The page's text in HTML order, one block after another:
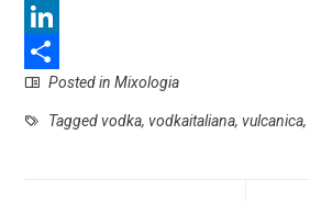
a
c
e
b
W
h
a
t
L
i
n
S
h
Posted inMixologia
Taggedvodka,vodkaitaliana,vulcanica,